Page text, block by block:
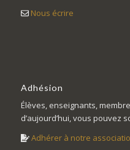
Nous écrire
Adhésion
Élèves, enseignants,
d’aujourd’hui, vous pouvez
Adhérer à notre